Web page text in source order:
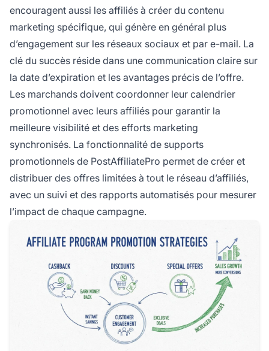
encouragent aussi les affiliés à créer du contenu
marketing spécifique, qui génère en général plus
d’engagement sur les réseaux sociaux et par e-mail. La
clé du succès réside dans une communication claire sur
la date d’expiration et les avantages précis de l’offre.
Les marchands doivent coordonner leur calendrier
promotionnel avec leurs affiliés pour garantir la
meilleure visibilité et des efforts marketing
synchronisés. La fonctionnalité de supports
promotionnels de PostAffiliatePro permet de créer et
distribuer des offres limitées à tout le réseau d’affiliés,
avec un suivi et des rapports automatisés pour mesurer
l’impact de chaque campagne.